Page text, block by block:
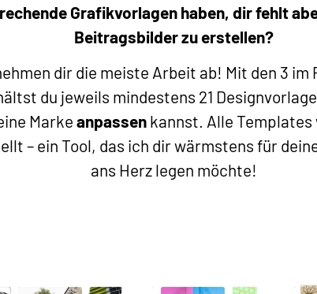
Grafikvorlagen haben, dir fehlt
Beitragsbilder zu erstellen?
dir die meiste Arbeit ab! Mit den 3 im
du jeweils mindestens 21
Markeanpassenkannst. Alle Templates
– ein Tool, das ich dir wärmstens für
ans Herz legen möchte!